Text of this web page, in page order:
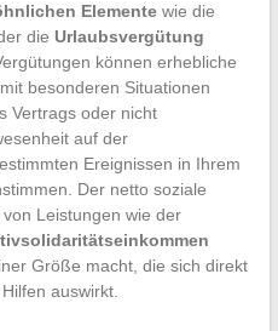
Elementewie die
die Urlaubsvergütung
können erhebliche
besonderen Situationen
Vertrags oder nicht
auf der
Ereignissen in Ihrem
Der netto soziale
Leistungen wie der
Größe macht, die sich direkt
auswirkt.